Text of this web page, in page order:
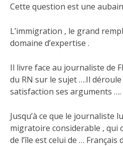
Cette question est une
L’immigration , le grand
domaine d’expertise .
Il livre face au journaliste de
du RN sur le sujet ….Il
satisfaction ses arguments ….
Jusqu’à ce que le journaliste
migratoire considerable , qui
de l’île est celui de … Français